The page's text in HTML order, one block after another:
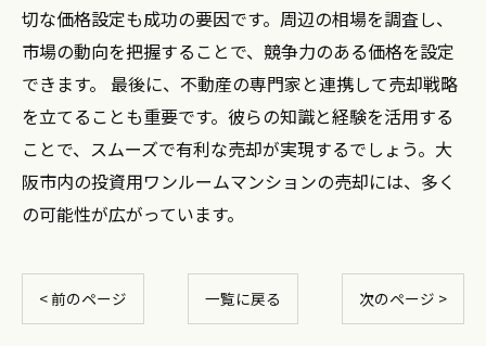
切な価格設定も成功の要因です。周辺の相場を調査し、
市場の動向を把握することで、競争力のある価格を設定
できます。 最後に、不動産の専門家と連携して売却戦略
を立てることも重要です。彼らの知識と経験を活用する
ことで、スムーズで有利な売却が実現するでしょう。大
阪市内の投資用ワンルームマンションの売却には、多く
の可能性が広がっています。
< 前のページ 一覧に戻る 次のページ >